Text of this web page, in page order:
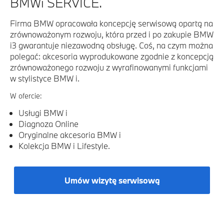
Firma BMW opracowała koncepcję serwisową opartą na
zrównoważonym rozwoju, która przed i po zakupie BMW
i3 gwarantuje niezawodną obsługę. Coś, na czym można
polegać: akcesoria wyprodukowane zgodnie z koncepcją
zrównoważonego rozwoju z wyrafinowanymi funkcjami
w stylistyce BMW i.
W ofercie:
Usługi BMW i
Diagnoza Online
Oryginalne akcesoria BMW i
Kolekcja BMW i Lifestyle.
Umów wizytę serwisową